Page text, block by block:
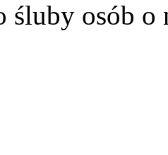
śluby osób o